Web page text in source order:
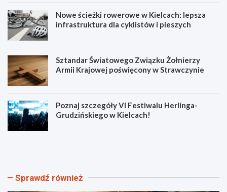
Nowe ścieżki rowerowe w Kielcach: lepsza
infrastruktura dla cyklistów i pieszych
Sztandar Światowego Związku Żołnierzy
Armii Krajowej poświęcony w Strawczynie
Poznaj szczegóły VI Festiwalu Herlinga-
Grudzińskiego w Kielcach!
O
j
N
c Sprawdź również